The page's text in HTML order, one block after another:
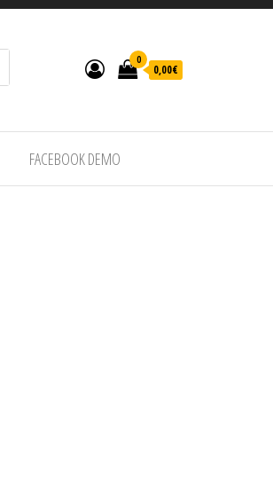
0
0,00€
FACEBOOK DEMO